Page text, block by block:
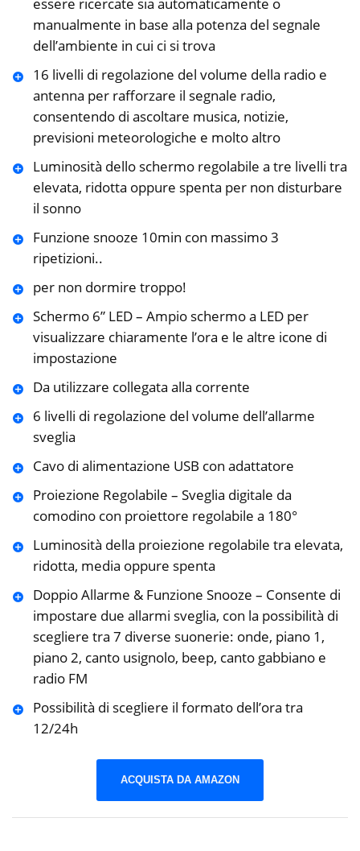
manualmente in base alla potenza del segnale
dell’ambiente in cui ci si trova
16 livelli di regolazione del volume della radio e
antenna per rafforzare il segnale radio,
consentendo di ascoltare musica, notizie,
previsioni meteorologiche e molto altro
Luminosità dello schermo regolabile a tre livelli tra
elevata, ridotta oppure spenta per non disturbare
il sonno
Funzione snooze 10min con massimo 3
ripetizioni..
per non dormire troppo!
Schermo 6” LED – Ampio schermo a LED per
visualizzare chiaramente l’ora e le altre icone di
impostazione
Da utilizzare collegata alla corrente
6 livelli di regolazione del volume dell’allarme
sveglia
Cavo di alimentazione USB con adattatore
Proiezione Regolabile – Sveglia digitale da
comodino con proiettore regolabile a 180°
Luminosità della proiezione regolabile tra elevata,
ridotta, media oppure spenta
Doppio Allarme & Funzione Snooze – Consente di
impostare due allarmi sveglia, con la possibilità di
scegliere tra 7 diverse suonerie: onde, piano 1,
piano 2, canto usignolo, beep, canto gabbiano e
radio FM
Possibilità di scegliere il formato dell’ora tra
12/24h
ACQUISTA DA AMAZON